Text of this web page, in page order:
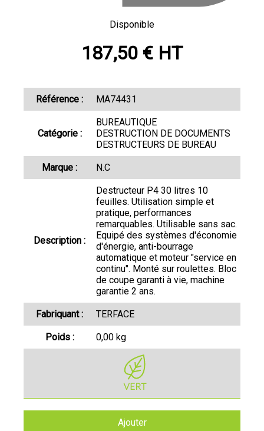
Disponible
187,50 € HT
Référence : MA74431
Catégorie :
BUREAUTIQUE
DESTRUCTION DE DOCUMENTS
DESTRUCTEURS DE BUREAU
Marque : N.C
Description :
Destructeur P4 30 litres 10
feuilles. Utilisation simple et
pratique, performances
remarquables. Utilisable sans sac.
Equipé des systèmes d'économie
d'énergie, anti-bourrage
automatique et moteur "service en
continu". Monté sur roulettes. Bloc
de coupe garanti à vie, machine
garantie 2 ans.
Fabriquant : TERFACE
Poids : 0,00 kg
Ajouter